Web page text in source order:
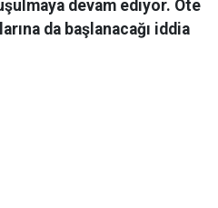
devam ediyor. Öte
da başlanacağı iddia